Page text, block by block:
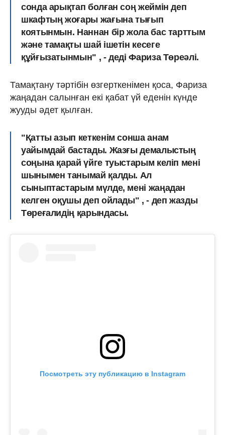
сонда арықтап болған соң жеймін деп
шкафтың жоғары жағына тығып
коятынмын. Наннан бір жола бас тарттым
және тамақты шай ішетін кесеге
құйғызатынмын" , - деді Фариза Төреәлі.
Тамақтану тәртібін өзгерткенімен қоса, Фариза
жаңадан салынған екі қабат үй еденін күнде
жууды әдет қылған.
"Қатты азып кеткенім сонша анам
уайымдай бастады. Жазғы демалыстың
соңына қарай үйге туыстарым келіп мені
шынымен танымай қалды. Ал
сыныптастарым мүлде, мені жаңадан
келген оқушы деп ойлады" , - деп жазды
Төреғалидің қарындасы.
Посмотреть эту публикацию в Instagram